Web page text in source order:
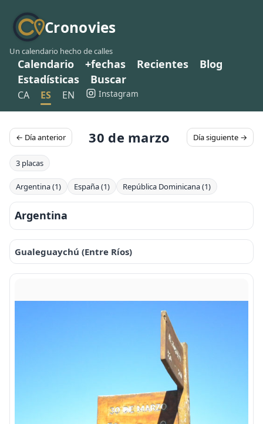
Cronovies
Un calendario hecho de calles
Calendario +fechas Recientes
Blog
Estadísticas
Buscar
CA ES EN Instagram
← Día anterior 30 de marzo Día siguiente →
3 placas
Argentina (1) España (1) República Dominicana (1)
Argentina
Gualeguaychú (Entre Ríos)